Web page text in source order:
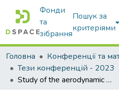
Фонди
та
зібрання
Пошук за
критеріями
Головна
Тези конференцій - 2023
Study of the aerodynamic properties of the building assembly module's constructions